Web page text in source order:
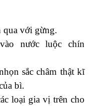
qua với gừng.
nước luộc chín
sắc châm thật kĩ
bì.
loại gia vị trên cho